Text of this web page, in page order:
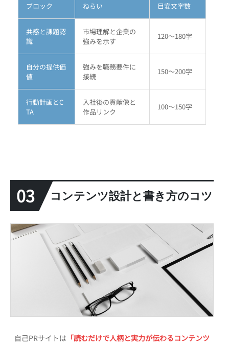
ブロック ねらい 目安文字数
共感と課題認
識
市場理解と企業の
強みを示す
120～180字
自分の提供価
値
強みを職務要件に
接続
150～200字
行動計画とC
TA
入社後の貢献像と
作品リンク
100～150字
03 コンテンツ設計と書き方のコツ
自己PRサイトは 「読むだけで人柄と実力が伝わるコンテンツ